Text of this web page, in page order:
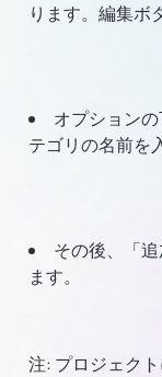
ります。編集ボ
オプション
テゴリの名前を
その後、「
ます。
注: プロジェク